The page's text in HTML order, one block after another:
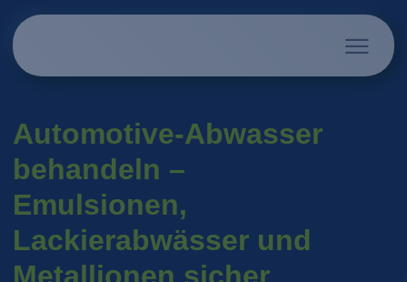
Automotive-Abwasser
behandeln –
Emulsionen,
Lackierabwässer und